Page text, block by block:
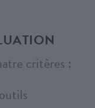
critères :